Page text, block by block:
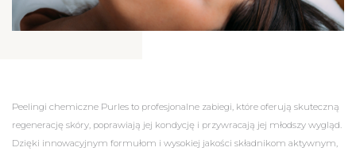
Peelingi chemiczne Purles to profesjonalne zabiegi, które oferują skuteczną
regenerację skóry, poprawiają jej kondycję i przywracają jej młodszy wygląd.
Dzięki innowacyjnym formułom i wysokiej jakości składnikom aktywnym,